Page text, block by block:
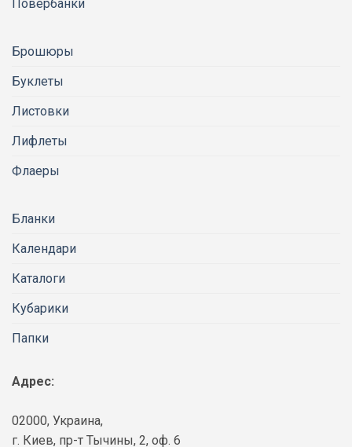
Повербанки
Брошюры
Буклеты
Листовки
Лифлеты
Флаеры
Бланки
Календари
Каталоги
Кубарики
Папки
Адрес:
02000, Украина,
г. Киев, пр-т Тычины, 2, оф. 6